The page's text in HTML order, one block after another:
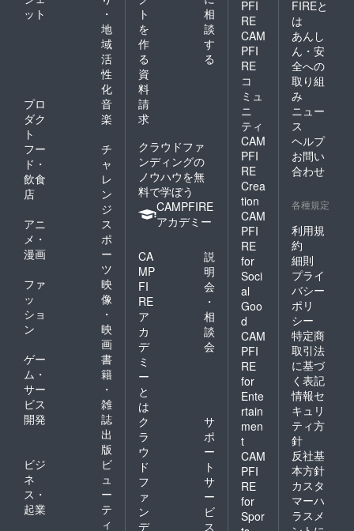
ット
・
地
域
活
性
化
プロ
ダク
ト
音
楽
フー
ド・
飲食
店
チ
ャ
レ
ン
ジ
アニ
メ・
漫画
ス
ポ
ー
ツ
ファ
ッ
ショ
ン
映
像
・
映
画
ゲー
ム・
サー
ビス
開発
書
籍
・
雑
誌
出
版
ビジ
ネ
ス・
起業
ビ
ュ
ー
テ
ィ
ト
を
作
る
相
談
す
る
資
料
請
求
クラウドファ
ンディングの
ノウハウを無
料で学ぼう
CAMPFIRE
アカデミー
CA
MP
FI
RE
ア
カ
デ
ミ
ー
と
は
説
明
会
・
相
談
会
ク
ラ
ウ
ド
フ
ァ
ン
デ
サ
ポ
ー
ト
サ
ー
ビ
ス
PFI
RE
CAM
PFI
RE
コ
ミュ
ニ
ティ
CAM
PFI
RE
Crea
tion
CAM
PFI
RE
for
Soci
al
Goo
d
CAM
PFI
RE
for
Ente
rtain
men
t
CAM
PFI
RE
for
Spor
FIREと
は
あんし
ん・安
全への
取り組
み
ニュー
ス
ヘルプ
お問い
合わせ
各種規定
利用規
約
細則
プライ
バシー
ポリ
シー
特定商
取引法
に基づ
く表記
情報セ
キュリ
ティ方
針
反社基
本方針
カスタ
マーハ
ラスメ